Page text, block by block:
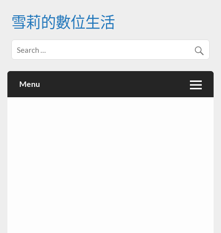
content雪莉的數位生活
Menu